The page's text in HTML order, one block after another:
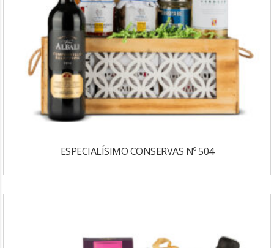
ESPECIALÍSIMO CONSERVAS Nº 504